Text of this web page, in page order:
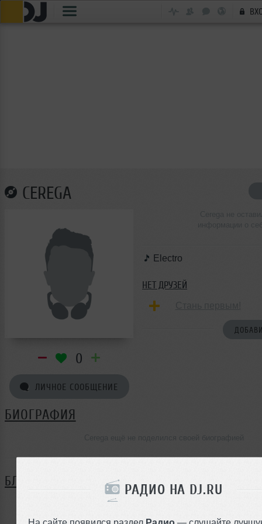
РАДИО НА DJ.RU
На сайте появился раздел Радио — слушайте
CEREGA
0
ЛИЧНОЕ СООБЩЕНИЕ
Electro
НЕТ ДРУЗЕЙ
БИОГРАФИЯ
БЛОГ